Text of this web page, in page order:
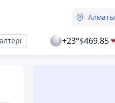
Алматы
+23°$469.85